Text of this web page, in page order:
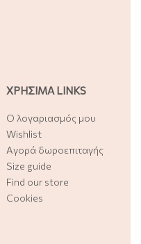
ΧΡΗΣΙΜΑ LINKS
Ο λογαριασμός μου
Wishlist
Αγορά δωροεπιταγής
Size guide
Find our store
Cookies